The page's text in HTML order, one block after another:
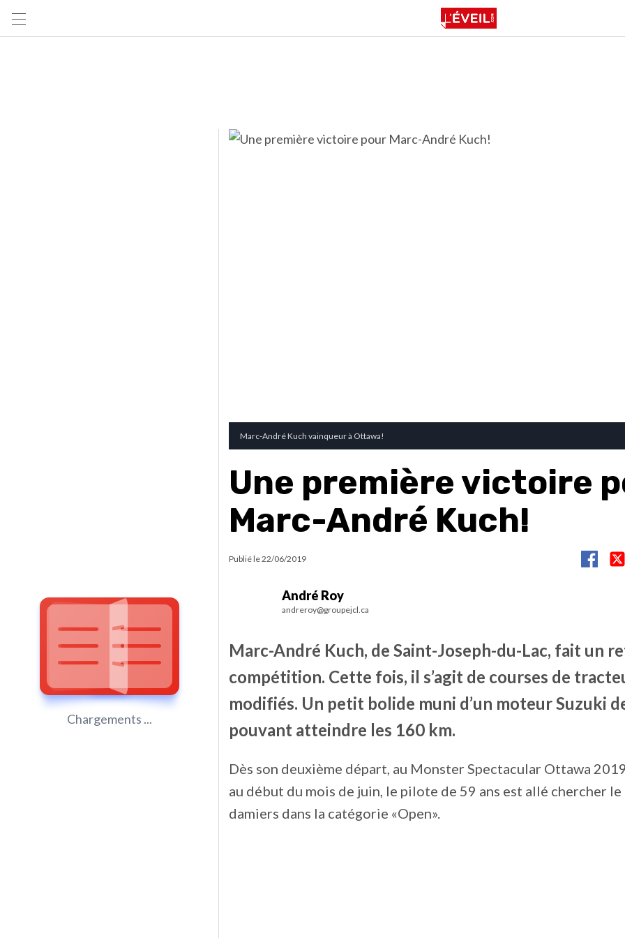
Chargements ...
Marc-André Kuch vainqueur à Ottawa!
Une première victoire
Marc-André Kuch!
Publié le22/06/2019
André Roy
andreroy@groupejcl.ca
Marc-André Kuch, de Saint-Joseph-du-Lac, fait un
compétition. Cette fois, il s’agit de courses de
modifiés. Un petit bolide muni d’un moteur Suzuki
pouvant atteindre les 160 km.
Dès son deuxième départ, au Monster Spectacular Ottawa
au début du mois de juin, le pilote de 59 ans est allé chercher le
damiers dans la catégorie «Open».